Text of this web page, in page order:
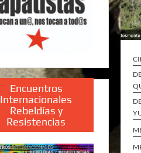
Encuentros
Internacionales
Rebeldías y
Resistencias